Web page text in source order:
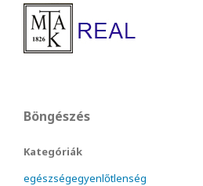
Böngészés
Kategóriák
egészségegyenlőtlenség